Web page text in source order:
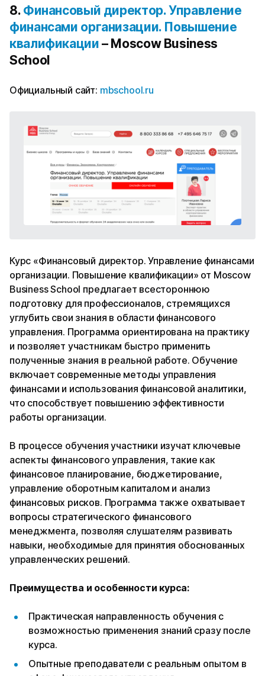
8. Финансовый директор. Управление
финансами организации. Повышение
квалификации – Moscow Business
School
Официальный сайт: mbschool.ru
Курс «Финансовый директор. Управление финансами
организации. Повышение квалификации» от Moscow
Business School предлагает всестороннюю
подготовку для профессионалов, стремящихся
углубить свои знания в области финансового
управления. Программа ориентирована на практику
и позволяет участникам быстро применить
полученные знания в реальной работе. Обучение
включает современные методы управления
финансами и использования финансовой аналитики,
что способствует повышению эффективности
работы организации.
В процессе обучения участники изучат ключевые
аспекты финансового управления, такие как
финансовое планирование, бюджетирование,
управление оборотным капиталом и анализ
финансовых рисков. Программа также охватывает
вопросы стратегического финансового
менеджмента, позволяя слушателям развивать
навыки, необходимые для принятия обоснованных
управленческих решений.
Преимущества и особенности курса:
Практическая направленность обучения с
возможностью применения знаний сразу после
курса.
Опытные преподаватели с реальным опытом в